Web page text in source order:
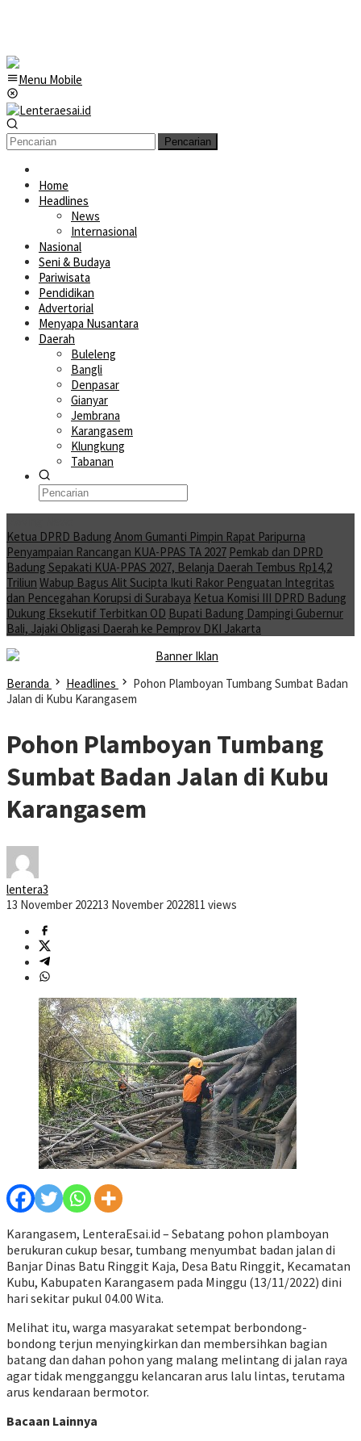
Menu Mobile
Pencarian
Home
Headlines
News
Internasional
Nasional
Seni & Budaya
Pariwisata
Pendidikan
Advertorial
Menyapa Nusantara
Daerah
Buleleng
Bangli
Denpasar
Gianyar
Jembrana
Karangasem
Klungkung
Tabanan
Ketua DPRD Badung Anom Gumanti Pimpin Rapat Paripurna
Penyampaian Rancangan KUA-PPAS TA 2027 Pemkab dan DPRD
Badung Sepakati KUA-PPAS 2027, Belanja Daerah Tembus Rp14,2
Triliun Wabup Bagus Alit Sucipta Ikuti Rakor Penguatan Integritas
dan Pencegahan Korupsi di Surabaya Ketua Komisi III DPRD Badung
Dukung Eksekutif Terbitkan OD Bupati Badung Dampingi Gubernur
Bali, Jajaki Obligasi Daerah ke Pemprov DKI Jakarta
Beranda Headlines
Pohon Plamboyan Tumbang Sumbat Badan
Jalan di Kubu Karangasem
Pohon Plamboyan Tumbang
Sumbat Badan Jalan di Kubu
Karangasem
lentera3
13 November 202213 November 2022811 views
Karangasem, LenteraEsai.id – Sebatang pohon plamboyan
berukuran cukup besar, tumbang menyumbat badan jalan di
Banjar Dinas Batu Ringgit Kaja, Desa Batu Ringgit, Kecamatan
Kubu, Kabupaten Karangasem pada Minggu (13/11/2022) dini
hari sekitar pukul 04.00 Wita.
Melihat itu, warga masyarakat setempat berbondong-
bondong terjun menyingkirkan dan membersihkan bagian
batang dan dahan pohon yang malang melintang di jalan raya
agar tidak mengganggu kelancaran arus lalu lintas, terutama
arus kendaraan bermotor.
Bacaan Lainnya